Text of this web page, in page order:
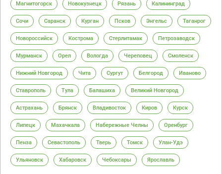
Магнитогорск Новокузнецк Рязань Калининград
Сочи Саранск Курган Псков Энгельс Таганрог
Новороссийск Кострома Стерлитамак Петрозаводск
Мурманск Орел Вологда Череповец Смоленск
Нижний Новгород Чита Сургут Белгород Иваново
Ставрополь Тула Балашиха Великий Новгород
Астрахань Брянск Владивосток Киров Курск
Липецк Махачкала Набережные Челны Оренбург
Пенза Севастополь Тверь Томск Улан-Удэ
Ульяновск Хабаровск Чебоксары Ярославль